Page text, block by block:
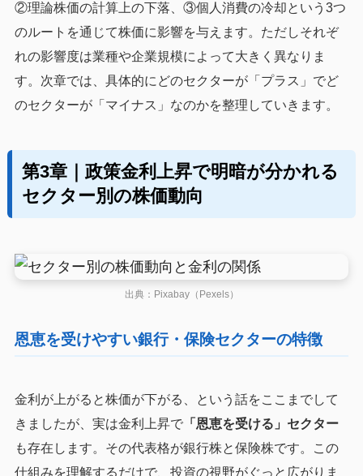
②理論株価の計算上の下落、③個人消費の冷却という3つ
のルートを通じて株価に影響を与えます。ただしそれぞ
れの影響度は業種や企業規模によって大きく異なりま
す。次章では、具体的にどのセクターが「プラス」でど
のセクターが「マイナス」なのかを整理していきます。
第3章｜政策金利上昇で明暗が分かれる
セクター別の株価動向
出典：Pixabay（Pexels）
恩恵を受けやすい銀行・保険セクターの特徴
金利が上がると株価が下がる、という話をここまでして
きましたが、実は金利上昇で「恩恵を受ける」セクター
も存在します。その代表格が銀行株と保険株です。この
仕組みを理解するだけで、投資の視野がぐっと広がりま